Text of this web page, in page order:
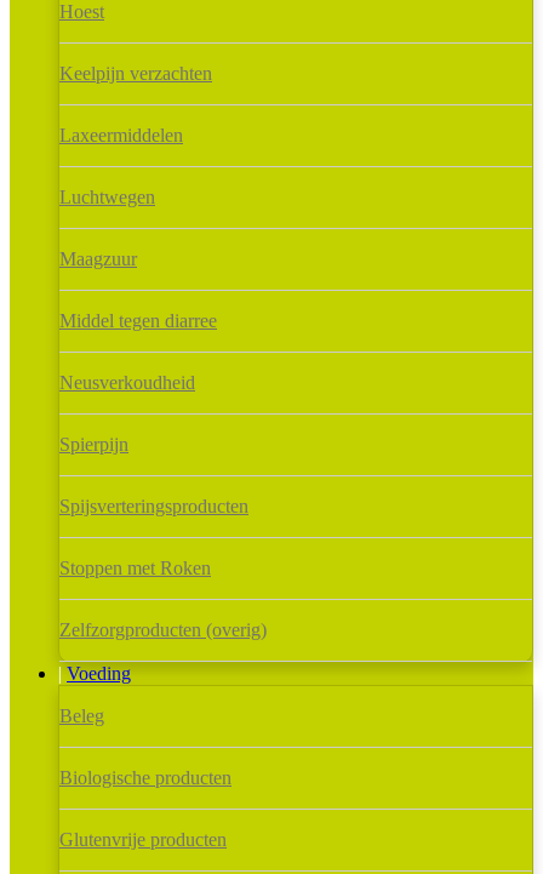
Hoest
Keelpijn verzachten
Laxeermiddelen
Luchtwegen
Maagzuur
Middel tegen diarree
Neusverkoudheid
Spierpijn
Spijsverteringsproducten
Stoppen met Roken
Zelfzorgproducten (overig)
Voeding
Beleg
Biologische producten
Glutenvrije producten